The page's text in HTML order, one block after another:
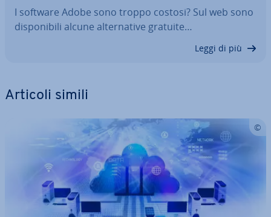
I software Adobe sono troppo costosi? Sul web sono
di­spo­ni­bi­li alcune al­ter­na­ti­ve gratuite…
Leggi di più
Articoli simili